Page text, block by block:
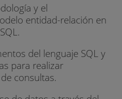
y el
entidad-relación en
del lenguaje SQL y
para realizar
consultas.